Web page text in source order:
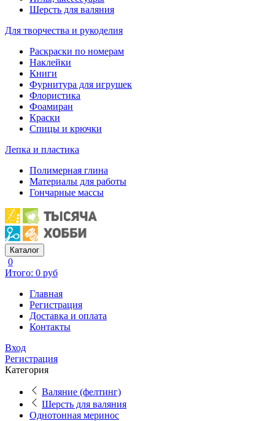
Шерсть для валяния
Для творчества и рукоделия
Раскраски по номерам
Наклейки
Книги
Фурнитура для игрушек
Флористика
Фоамиран
Краски
Спицы и крючки
Лепка и пластика
Полимерная глина
Материалы для работы
Гончарные массы
Каталог
0
Итого: 0 руб
Главная
Регистрация
Доставка и оплата
Контакты
Вход
Регистрация
Категория
Валяние (фелтинг)
Шерсть для валяния
Однотонная меринос